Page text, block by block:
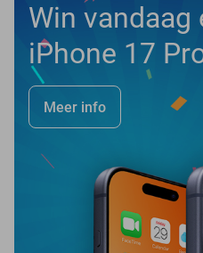
Win vandaag
iPhone 17
Meer info